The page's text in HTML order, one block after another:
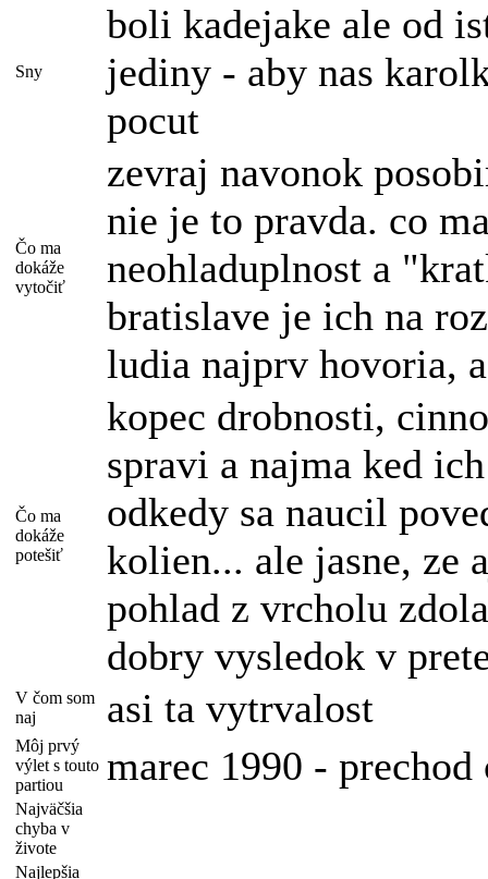
Sny
boli kadejake ale od
jediny - aby nas
pocut
Čo ma
dokáže
vytočiť
zevraj navonok
nie je to pravda. co
neohladuplnost a
bratislave je ich na
ludia najprv hovoria,
Čo ma
dokáže
potešiť
kopec drobnosti,
spravi a najma ked
odkedy sa naucil
kolien... ale jasne, ze
pohlad z vrcholu
dobry vysledok v
V čom som
naj
asi ta vytrvalost
Môj prvý
výlet s touto
partiou
marec 1990 -
Najväčšia
chyba v
živote
Najlepšia